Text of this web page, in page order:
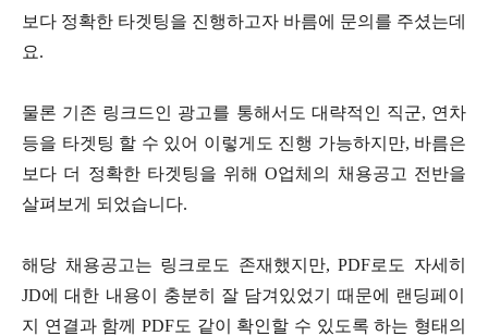
보다 정확한 타겟팅을 진행하고자 바름에 문의를 주셨는데
요.
물론 기존 링크드인 광고를 통해서도 대략적인 직군, 연차
등을 타겟팅 할 수 있어 이렇게도 진행 가능하지만, 바름은
보다 더 정확한 타겟팅을 위해 O업체의 채용공고 전반을
살펴보게 되었습니다.
해당 채용공고는 링크로도 존재했지만, PDF로도 자세히
JD에 대한 내용이 충분히 잘 담겨있었기 때문에 랜딩페이
지 연결과 함께 PDF도 같이 확인할 수 있도록 하는 형태의